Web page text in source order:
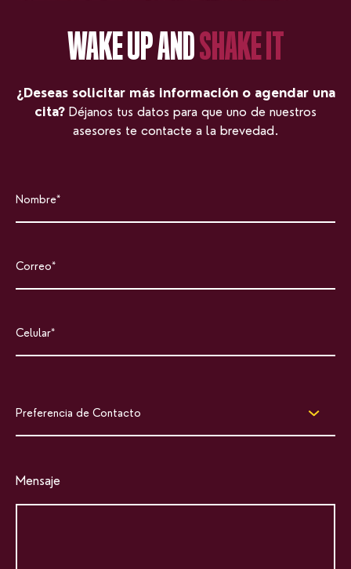
WAKE UP ANDSHAKE IT
¿Deseas solicitar más información o agendar una
cita? Déjanos tus datos para que uno de nuestros
asesores te contacte a la brevedad.
Preferencia de Contacto
Mensaje